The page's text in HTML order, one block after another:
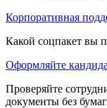
Корпоративная
Какой соцпакет вы
Оформляйте
Проверяйте
документы без